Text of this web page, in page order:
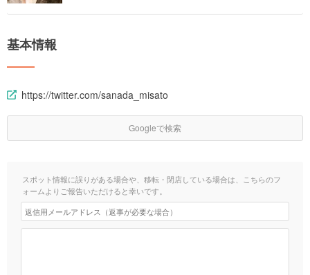
基本情報
https://twitter.com/sanada_misato
Googleで検索
スポット情報に誤りがある場合や、移転・閉店している場合は、こちらのフ
ォームよりご報告いただけると幸いです。